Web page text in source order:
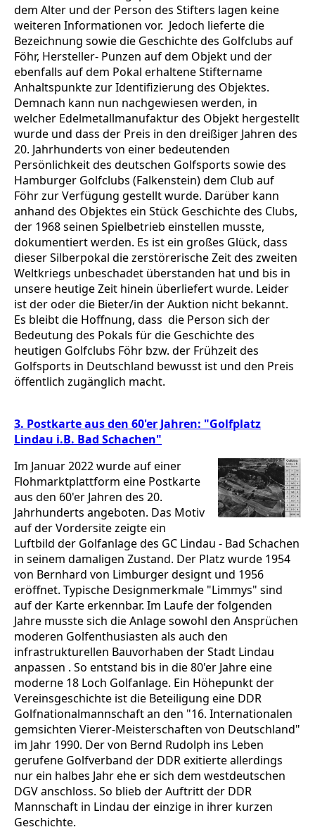
dem Alter und der Person des Stifters lagen keine
weiteren Informationen vor. Jedoch lieferte die
Bezeichnung sowie die Geschichte des Golfclubs auf
Föhr, Hersteller- Punzen auf dem Objekt und der
ebenfalls auf dem Pokal erhaltene Stiftername
Anhaltspunkte zur Identifizierung des Objektes.
Demnach kann nun nachgewiesen werden, in
welcher Edelmetallmanufaktur des Objekt hergestellt
wurde und dass der Preis in den dreißiger Jahren des
20. Jahrhunderts von einer bedeutenden
Persönlichkeit des deutschen Golfsports sowie des
Hamburger Golfclubs (Falkenstein) dem Club auf
Föhr zur Verfügung gestellt wurde. Darüber kann
anhand des Objektes ein Stück Geschichte des Clubs,
der 1968 seinen Spielbetrieb einstellen musste,
dokumentiert werden. Es ist ein großes Glück, dass
dieser Silberpokal die zerstörerische Zeit des zweiten
Weltkriegs unbeschadet überstanden hat und bis in
unsere heutige Zeit hinein überliefert wurde. Leider
ist der oder die Bieter/in der Auktion nicht bekannt.
Es bleibt die Hoffnung, dass die Person sich der
Bedeutung des Pokals für die Geschichte des
heutigen Golfclubs Föhr bzw. der Frühzeit des
Golfsports in Deutschland bewusst ist und den Preis
öffentlich zugänglich macht.
3. Postkarte aus den 60'er Jahren: "Golfplatz
Lindau i.B. Bad Schachen"
Im Januar 2022 wurde auf einer
Flohmarktplattform eine Postkarte
aus den 60'er Jahren des 20.
Jahrhunderts angeboten. Das Motiv
auf der Vordersite zeigte ein
Luftbild der Golfanlage des GC Lindau - Bad Schachen
in seinem damaligen Zustand. Der Platz wurde 1954
von Bernhard von Limburger designt und 1956
eröffnet. Typische Designmerkmale "Limmys" sind
auf der Karte erkennbar. Im Laufe der folgenden
Jahre musste sich die Anlage sowohl den Ansprüchen
moderen Golfenthusiasten als auch den
infrastrukturellen Bauvorhaben der Stadt Lindau
anpassen . So entstand bis in die 80'er Jahre eine
moderne 18 Loch Golfanlage. Ein Höhepunkt der
Vereinsgeschichte ist die Beteiligung eine DDR
Golfnationalmannschaft an den "16. Internationalen
gemsichten Vierer-Meisterschaften von Deutschland"
im Jahr 1990. Der von Bernd Rudolph ins Leben
gerufene Golfverband der DDR exitierte allerdings
nur ein halbes Jahr ehe er sich dem westdeutschen
DGV anschloss. So blieb der Auftritt der DDR
Mannschaft in Lindau der einzige in ihrer kurzen
Geschichte.